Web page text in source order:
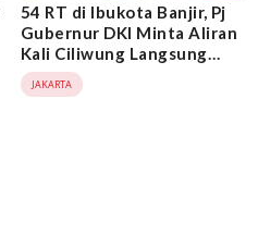
54 RT di Ibukota Banjir, Pj
Gubernur DKI Minta Aliran
Kali Ciliwung Langsung
Masuk Sodetan
JAKARTA